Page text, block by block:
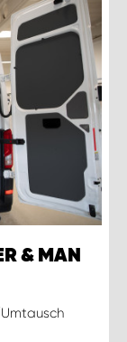
& MAN